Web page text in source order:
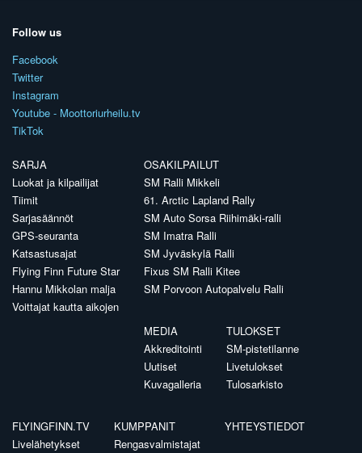
Follow us
Facebook
Twitter
Instagram
Youtube - Moottoriurheilu.tv
TikTok
SARJA
Luokat ja kilpailijat
Tiimit
Sarjasäännöt
GPS-seuranta
Katsastusajat
Flying Finn Future Star
Hannu Mikkolan malja
Voittajat kautta aikojen
OSAKILPAILUT
SM Ralli Mikkeli
61. Arctic Lapland Rally
SM Auto Sorsa Riihimäki-ralli
SM Imatra Ralli
SM Jyväskylä Ralli
Fixus SM Ralli Kitee
SM Porvoon Autopalvelu Ralli
MEDIA
Akkreditointi
Uutiset
Kuvagalleria
TULOKSET
SM-pistetilanne
Livetulokset
Tulosarkisto
FLYINGFINN.TV
Livelähetykset
KUMPPANIT
Rengasvalmistajat
YHTEYSTIEDOT